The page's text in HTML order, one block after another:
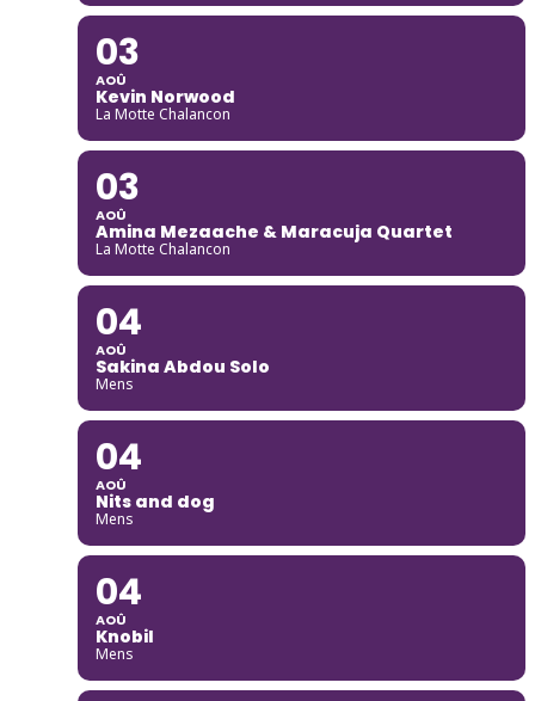
03
AOÛ
Kevin Norwood
La Motte Chalancon
03
AOÛ
Amina Mezaache & Maracuja Quartet
La Motte Chalancon
04
AOÛ
Sakina Abdou Solo
Mens
04
AOÛ
Nits and dog
Mens
04
AOÛ
Knobil
Mens